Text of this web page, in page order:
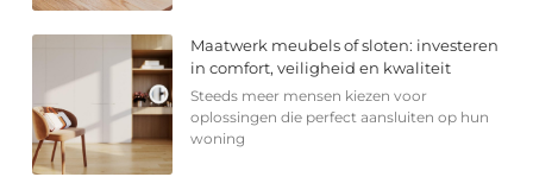
Maatwerk meubels of sloten: investeren
in comfort, veiligheid en kwaliteit
Steeds meer mensen kiezen voor
oplossingen die perfect aansluiten op hun
woning